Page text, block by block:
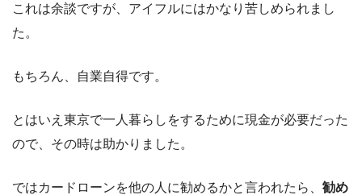
これは余談ですが、アイフルにはかなり苦しめられまし
た。
もちろん、自業自得です。
とはいえ東京で一人暮らしをするために現金が必要だった
ので、その時は助かりました。
ではカードローンを他の人に勧めるかと言われたら、 勧め